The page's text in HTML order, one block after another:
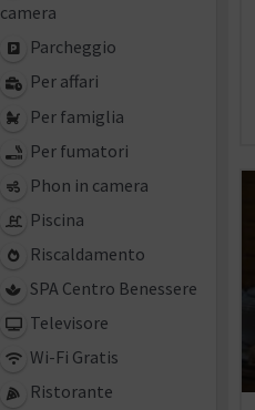
camera
Parcheggio
Per affari
Per famiglia
Per fumatori
Phon in camera
Piscina
Riscaldamento
SPA Centro Benessere
Televisore
Wi-Fi Gratis
Ristorante